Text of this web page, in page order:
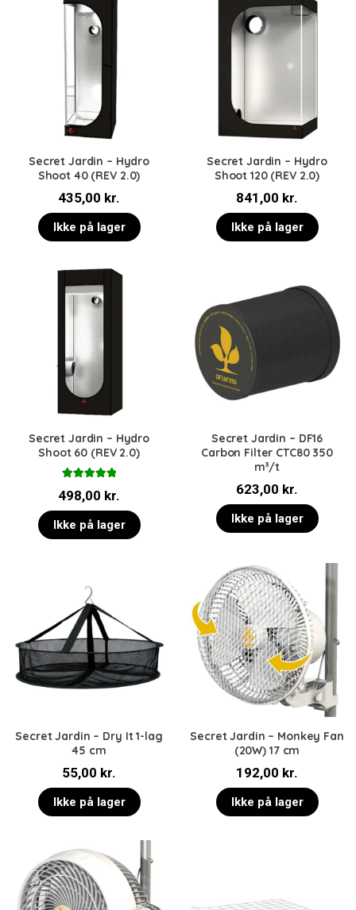
Secret Jardin – Hydro
Shoot 40 (REV 2.0)
435,00 kr.
Ikke på lager
Secret Jardin – Hydro
Shoot 120 (REV 2.0)
841,00 kr.
Ikke på lager
Secret Jardin – Hydro
Shoot 60 (REV 2.0)
5.00ud af 5
498,00 kr.
Ikke på lager
Secret Jardin – DF16
Carbon Filter CTC80 350
m³/t
623,00 kr.
Ikke på lager
Secret Jardin – Dry It 1-lag
45 cm
55,00 kr.
Ikke på lager
Secret Jardin – Monkey Fan
(20W) 17 cm
192,00 kr.
Ikke på lager